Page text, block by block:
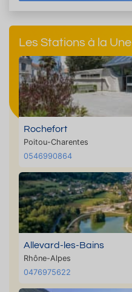
Les Stations à la Une
Rochefort
Poitou-Charentes
0546990864
Allevard-les-Bains
Rhône-Alpes
0476975622